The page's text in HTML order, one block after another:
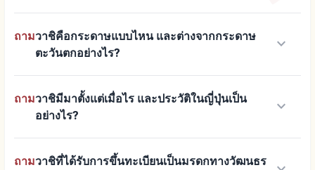
ถามวาชิคือกระดาษแบบไหน และต่างจากกระดาษ
ตะวันตกอย่างไร?
keyboard_arrow_down
ถามวาชิมีมาตั้งแต่เมื่อไร และประวัติในญี่ปุ่นเป็น
อย่างไร?
keyboard_arrow_down
ถามวาชิที่ได้รับการขึ้นทะเบียนเป็นมรดกทางวัฒนธร